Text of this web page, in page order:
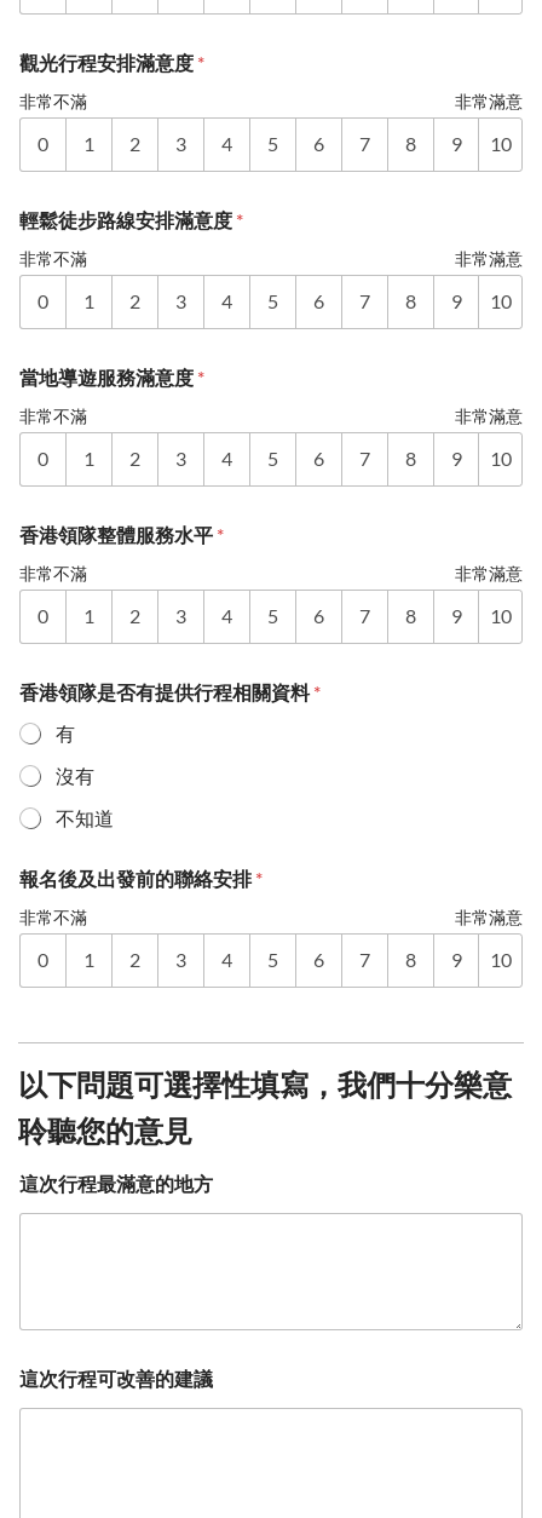
觀光行程安排滿意度 *
非常不滿 非常滿意
0 1 2 3 4 5 6 7 8 9 10
輕鬆徒步路線安排滿意度 *
非常不滿 非常滿意
0 1 2 3 4 5 6 7 8 9 10
當地導遊服務滿意度 *
非常不滿 非常滿意
0 1 2 3 4 5 6 7 8 9 10
香港領隊整體服務水平 *
非常不滿 非常滿意
0 1 2 3 4 5 6 7 8 9 10
香港領隊是否有提供行程相關資料*
有
沒有
不知道
報名後及出發前的聯絡安排*
非常不滿 非常滿意
0 1 2 3 4 5 6 7 8 9 10
以下問題可選擇性填寫，我們十分樂意
聆聽您的意見
這次行程最滿意的地方
這次行程可改善的建議